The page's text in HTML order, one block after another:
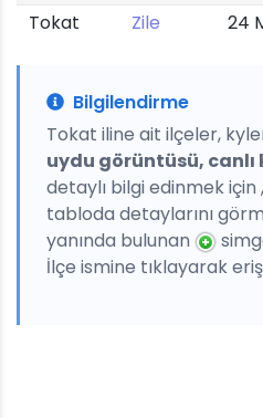
Tokat
Zile 24
Bilgilendirme
Tokat iline ait ilçeler,
uydu görüntüsü, canlı
detaylı bilgi edinmek için
tabloda detaylarını
yanında bulunan
İlçe ismine tıklayarak